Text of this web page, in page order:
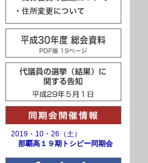
2019・10・26（土）
那覇高１９期トシビー同期会